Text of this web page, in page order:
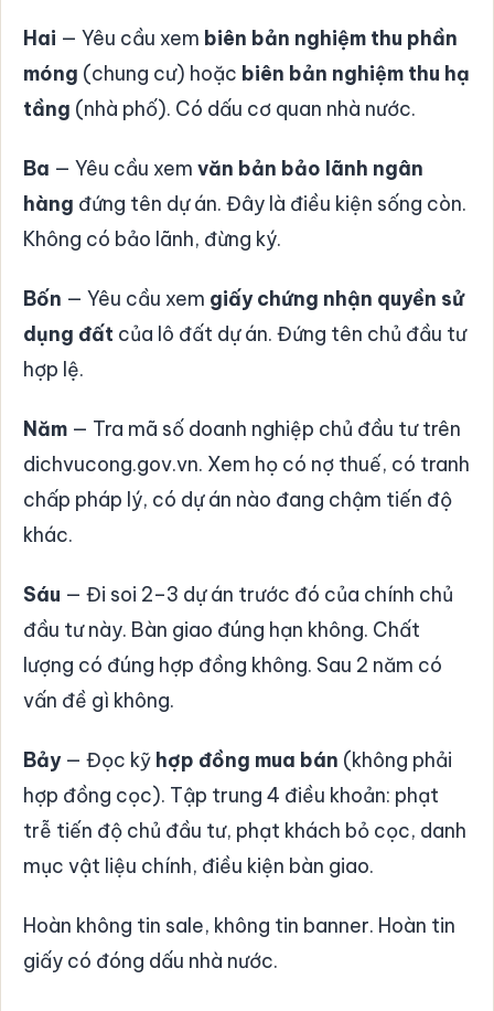
Hai — Yêu cầu xem biên bản nghiệm thu phần
móng (chung cư) hoặc biên bản nghiệm thu hạ
tầng (nhà phố). Có dấu cơ quan nhà nước.
Ba — Yêu cầu xem văn bản bảo lãnh ngân
hàng đứng tên dự án. Đây là điều kiện sống còn.
Không có bảo lãnh, đừng ký.
Bốn — Yêu cầu xem giấy chứng nhận quyền sử
dụng đất của lô đất dự án. Đứng tên chủ đầu tư
hợp lệ.
Năm — Tra mã số doanh nghiệp chủ đầu tư trên
dichvucong.gov.vn. Xem họ có nợ thuế, có tranh
chấp pháp lý, có dự án nào đang chậm tiến độ
khác.
Sáu — Đi soi 2–3 dự án trước đó của chính chủ
đầu tư này. Bàn giao đúng hạn không. Chất
lượng có đúng hợp đồng không. Sau 2 năm có
vấn đề gì không.
Bảy— Đọc kỹ hợp đồng mua bán (không phải
hợp đồng cọc). Tập trung 4 điều khoản: phạt
trễ tiến độ chủ đầu tư, phạt khách bỏ cọc, danh
mục vật liệu chính, điều kiện bàn giao.
Hoàn không tin sale, không tin banner. Hoàn tin
giấy có đóng dấu nhà nước.